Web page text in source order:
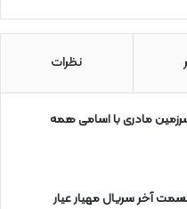
نظرات
مادری با اسامی همه
آخر سریال مهیار عیار